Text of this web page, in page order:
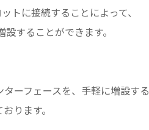
トに接続することによって、
することができます。
ーフェースを、手軽に増設する
ります。